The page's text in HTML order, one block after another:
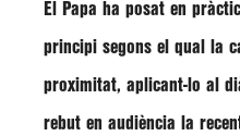
El Papa ha posat en
principi segons el qual la
proximitat, aplicant-lo al
rebut en audiència la